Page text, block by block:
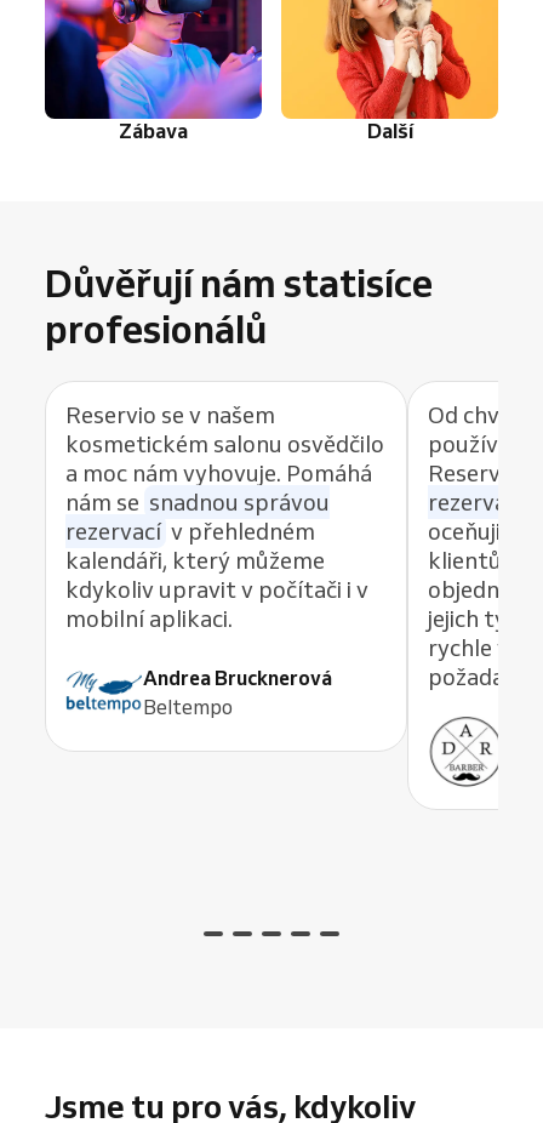
Zábava Další
Důvěřují nám statisíce
profesionálů
Reservio se v našem
kosmetickém salonu osvědčilo
a moc nám vyhovuje. Pomáhá
nám se snadnou správou
rezervací v přehledném
kalendáři, který můžeme
kdykoliv upravit v počítači i v
mobilní aplikaci.
Andrea Brucknerová
Beltempo
Od chvíle,
používat
Reservio,
rezervací
oceňuji
klientům
jejich tým
rychle
Jsme tu pro vás, kdykoliv